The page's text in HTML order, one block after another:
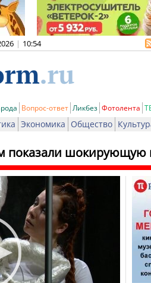
| 10:54
Вопрос-ответ Ликбез Фотолента
Экономика Общество
показали шокирующую